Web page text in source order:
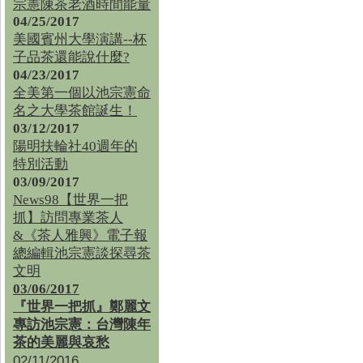
宗憲陳茶老酒時間能量
04/25/2017
美國賓州大學演講--杯
子品茶還能說什麼?
04/23/2017
全美第一個以池宗憲命
名之大學茶館誕生！
03/12/2017
陽明扶輪社40週年的
特別活動
03/09/2017
News98【世界一把
抓】訪問專業茶人
&《茶人雅興》電子報
總編輯池宗憲談探尋茶
文明
03/06/2017
『世界一把抓』鄭麗文
專訪池宗憲：台灣陳年
茶的美麗與哀愁